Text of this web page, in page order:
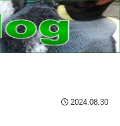
2024.08.30